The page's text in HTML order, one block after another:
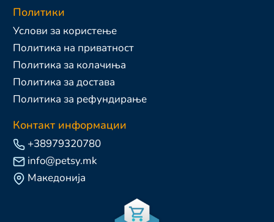
Политики
Услови за користење
Политика на приватност
Политика за колачиња
Политика за достава
Политика за рефундирање
Контакт информации
+38979320780
info@petsy.mk
Македонија